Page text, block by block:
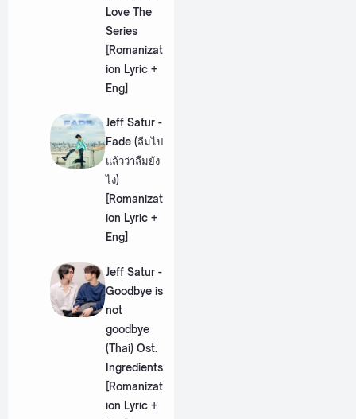
Love The
Series
[Romanizat
ion Lyric +
Eng]
Jeff Satur -
Fade (ลืมไป
แล้วว่าลืมยัง
ไง)
[Romanizat
ion Lyric +
Eng]
Jeff Satur -
Goodbye is
not
goodbye
(Thai) Ost.
Ingredients
[Romanizat
ion Lyric +